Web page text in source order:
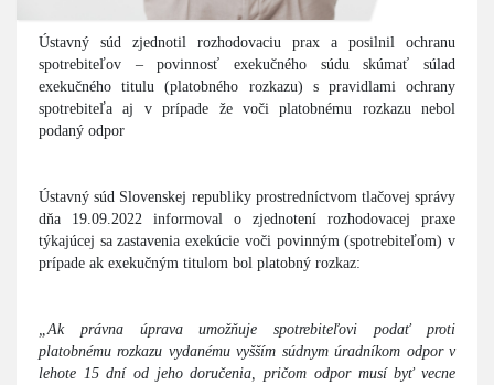
Ústavný súd zjednotil rozhodovaciu prax a posilnil ochranu
spotrebiteľov – povinnosť exekučného súdu skúmať súlad
exekučného titulu (platobného rozkazu) s pravidlami ochrany
spotrebiteľa aj v prípade že voči platobnému rozkazu nebol
podaný odpor
Ústavný súd Slovenskej republiky prostredníctvom tlačovej správy
dňa 19.09.2022 informoval o zjednotení rozhodovacej praxe
týkajúcej sa zastavenia exekúcie voči povinným (spotrebiteľom) v
prípade ak exekučným titulom bol platobný rozkaz:
„Ak právna úprava umožňuje spotrebiteľovi podať proti
platobnému rozkazu vydanému vyšším súdnym úradníkom odpor v
lehote 15 dní od jeho doručenia, pričom odpor musí byť vecne